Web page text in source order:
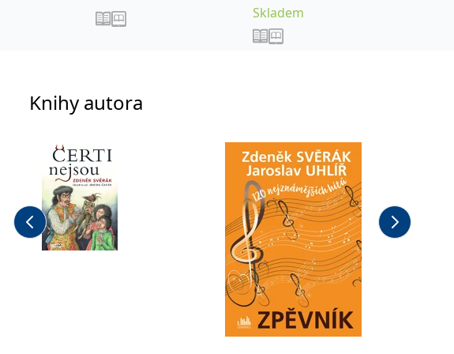
Skladem
Knihy autora